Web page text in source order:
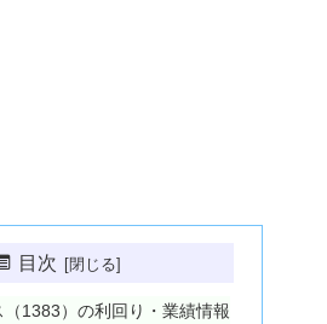
目次
1383）の利回り・業績情報